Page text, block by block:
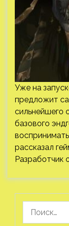
Уже на
предложит
сильнейшего
базового
рассказал
Разработчик